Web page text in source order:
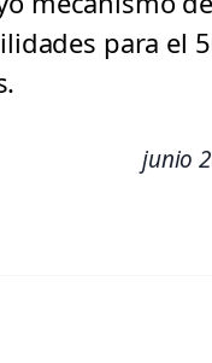
para el
junio